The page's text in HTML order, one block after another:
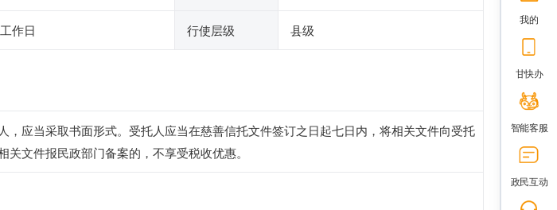
作日 行使层级 县级
应当采取书面形式。受托人应当在慈善信托文件签订之日起七日内，将相关文件向受托
文件报民政部门备案的，不享受税收优惠。
我的
甘快办
智能客服
政民互动